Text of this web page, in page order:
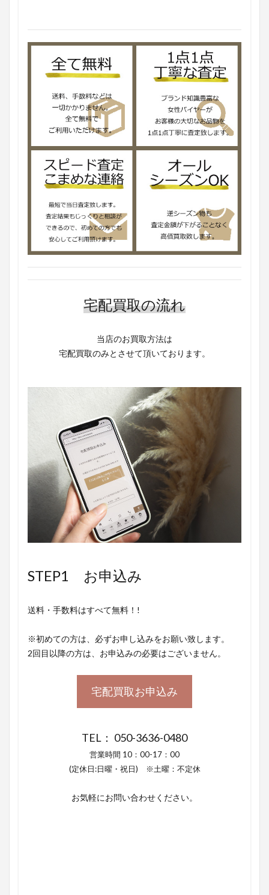
宅配買取の流れ
当店のお買取方法は
宅配買取のみとさせて頂いております。
STEP1 お申込み
送料・手数料はすべて無料！!
※初めての方は、必ずお申し込みをお願い致します。
2回目以降の方は、お申込みの必要はございません。
宅配買取お申込み
TEL： 050-3636-0480
営業時間 10：00-17：00
(定休日:日曜・祝日) ※土曜：不定休
お気軽にお問い合わせください。